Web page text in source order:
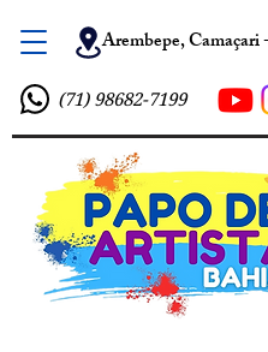
Arembepe, Camaçari
(71) 98682-7199